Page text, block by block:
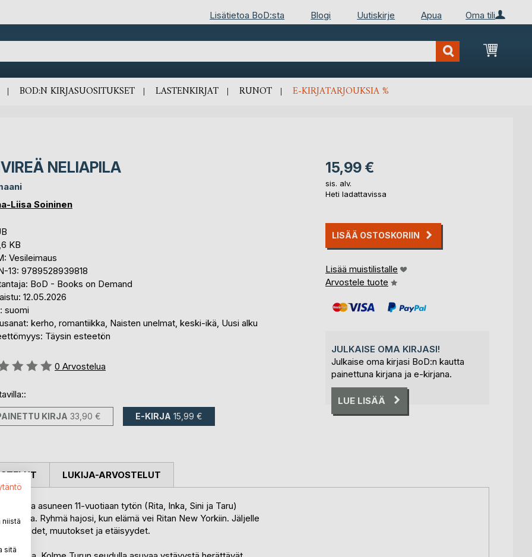
Oma tili
Lisätietoa BoD:sta Blogi Uutiskirje Apua
BOD:N KIRJASUOSITUKSET LASTENKIRJAT RUNOT E-KIRJATARJOUKSIA %
NELIAPILA
Liisa Soininen
KB
Vesileimaus
13: 9789528939818
BoD - Books on Demand
12.05.2026
suomi
kerho, romantiikka, Naisten unelmat, keski-ikä, Uusi alku
Täysin esteetön
0 Arvostelua
KIRJA 33,90 € E-KIRJA 15,99 €
15,99 €
sis. alv.
Heti ladattavissa
LISÄÄ OSTOSKORIIN
Lisää muistilistalle
Arvostele tuote
JULKAISE OMA KIRJASI!
Julkaise oma kirjasi BoD:n kautta
painettuna kirjana ja e-kirjana.
LUE LISÄÄ
luvulla asuneen 11-vuotiaan tytön (Rita, Inka, Sini ja Taru)
Ryhmä hajosi, kun elämä vei Ritan New Yorkiin. Jäljelle
vuodet, muutokset ja etäisyydet.
LUKIJA-ARVOSTELUT
niistä
sitä